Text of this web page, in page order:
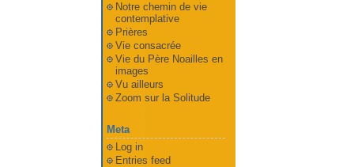
Notre chemin de vie
contemplative
Prières
Vie consacrée
Vie du Père Noailles en
images
Vu ailleurs
Zoom sur la Solitude
Meta
Log in
Entries feed